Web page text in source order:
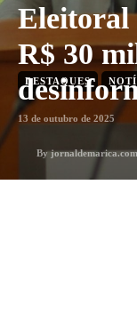
Eleitoral
R$ 30
DESTAQUES
13 de outubro de 2025
By